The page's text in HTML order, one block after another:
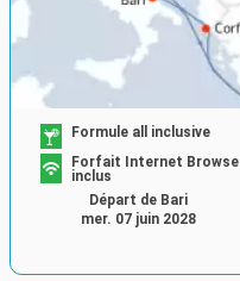
Formule all inclusive
Forfait Internet Browse
inclus
Départ de Bari
mer. 07 juin 2028